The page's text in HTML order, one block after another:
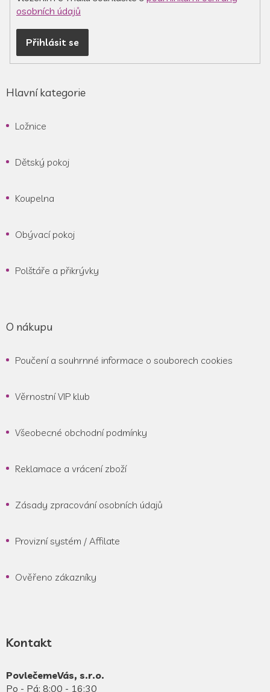
osobních údajů
Přihlásit se
Hlavní kategorie
Ložnice
Dětský pokoj
Koupelna
Obývací pokoj
Polštáře a přikrývky
O nákupu
Poučení a souhrnné informace o souborech cookies
Věrnostní VIP klub
Všeobecné obchodní podmínky
Reklamace a vrácení zboží
Zásady zpracování osobních údajů
Provizní systém / Affilate
Ověřeno zákazníky
Kontakt
PovlečemeVás, s.r.o.
Po - Pá: 8:00 - 16:30